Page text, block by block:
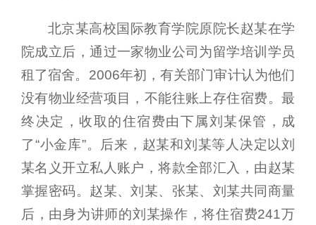
北京某高校国际教育学院原院长赵某在学
院成立后，通过一家物业公司为留学培训学员
租了宿舍。2006年初，有关部门审计认为他们
没有物业经营项目，不能往账上存住宿费。最
终决定，收取的住宿费由下属刘某保管，成
了“小金库”。后来，赵某和刘某等人决定以刘
某名义开立私人账户，将款全部汇入，由赵某
掌握密码。赵某、刘某、张某、刘某共同商量
后，由身为讲师的刘某操作，将住宿费241万